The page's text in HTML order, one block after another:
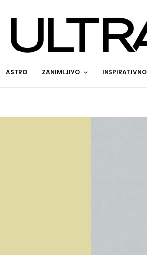
ASTRO ZANIMLJIVO INSPIRATIVNO